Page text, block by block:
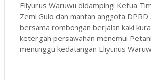
Eliyunus Waruwu didampingi Ketua
Zemi Gulo dan mantan anggota DPRD
bersama rombongan berjalan kaki
ketengah persawahan menemui
menunggu kedatangan Eliyunus